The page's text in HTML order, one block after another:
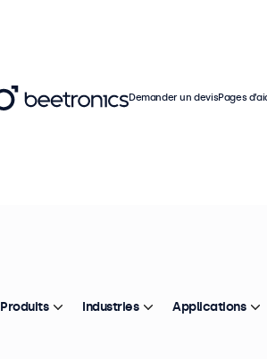
Demander un devisPages
Produits Industries Applications